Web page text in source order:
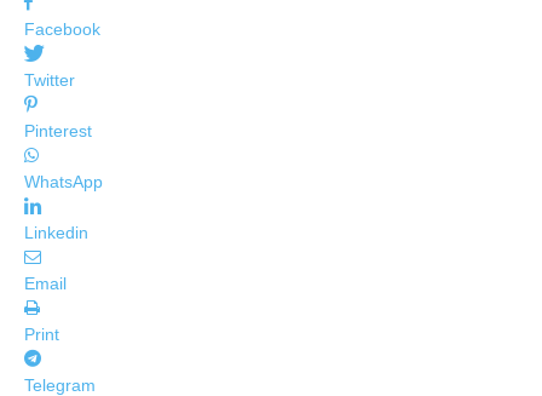
Facebook
Twitter
Pinterest
WhatsApp
Linkedin
Email
Print
Telegram